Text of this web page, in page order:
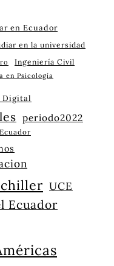
en Ecuador
en la universidad
Ingeniería Civil
en Psicología
Digital
periodo2022
UCE
Ecuador